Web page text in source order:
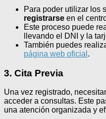
Para poder utilizar los
registrarse en el
Este proceso puede
llevando el DNI y la
También puedes
página web oficial .
3. Cita Previa
Una vez registrado,
acceder a consultas. Este
una atención organizada y